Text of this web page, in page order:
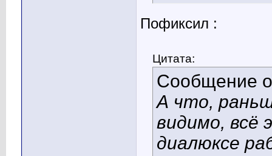
Пофиксил :
Цитата:
Сообщение
А что,
видимо, всё
диалюксе